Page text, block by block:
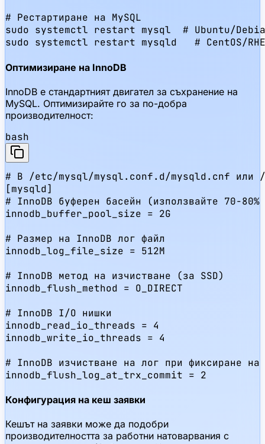
# Рестартиране на MySQL
sudo systemctl restart mysql  # Ubuntu/
sudo systemctl restart mysqld   # CentOS/
Оптимизиране на InnoDB
InnoDB е стандартният двигател за съхранение на
MySQL. Оптимизирайте го за по-добра
производителност:
bash
# В /etc/mysql/mysql.conf.d/mysqld.cnf или
[mysqld]
# InnoDB буферен басейн (използвайте 70-80%
innodb_buffer_pool_size = 2G
# Размер на InnoDB лог файл
innodb_log_file_size = 512M
# InnoDB метод на изчистване (за SSD)
innodb_flush_method = O_DIRECT
# InnoDB I/O нишки
innodb_read_io_threads = 4
innodb_write_io_threads = 4
# InnoDB изчистване на лог при фиксиране на
innodb_flush_log_at_trx_commit = 2
Конфигурация на кеш заявки
Кешът на заявки може да подобри
производителността за работни натоварвания с